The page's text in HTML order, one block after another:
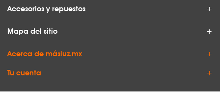
Accesorios y repuestos
Mapa del sitio
Acerca de másluz.mx
Tu cuenta